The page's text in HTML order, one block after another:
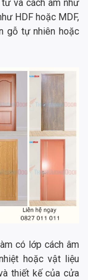
và cách âm như
HDF hoặc MDF,
gỗ tự nhiên hoặc
có lớp cách âm
hoặc vật liệu
thiết kế của cửa